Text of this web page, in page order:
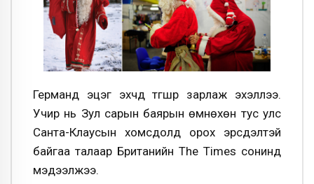
Германд эцэг эхчүүд түгшүүр зарлаж эхэллээ.
Учир нь Зул сарын баярын өмнөхөн тус улс
Санта-Клаусын хомсдолд орох эрсдэлтэй
байгаа талаар Британийн The Times сонинд
мэдээлжээ.